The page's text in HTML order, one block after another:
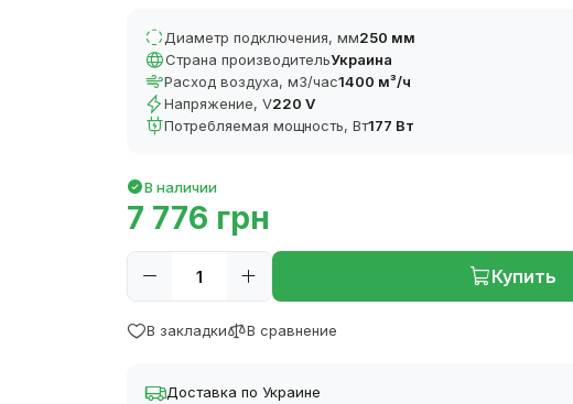
Диаметр подключения, мм250 мм
Страна производительУкраина
Расход воздуха, м3/час1400 м³/ч
Напряжение, V220 V
Потребляемая мощность, Вт177 Вт
В наличии
7 776 грн
Купить
В закладки В сравнение
Доставка по Украине